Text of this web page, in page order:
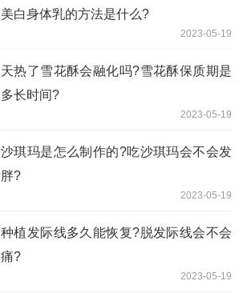
美白身体乳的方法是什么?
2023-05-19
天热了雪花酥会融化吗?雪花酥保质期是
多长时间?
2023-05-19
沙琪玛是怎么制作的?吃沙琪玛会不会发
胖?
2023-05-19
种植发际线多久能恢复?脱发际线会不会
痛?
2023-05-19